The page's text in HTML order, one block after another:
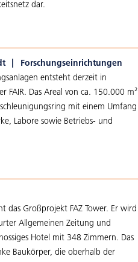
dar.
Forschungseinrichtungen
entsteht derzeit in
FAIR. Das Areal von ca. 150.000 m²
mit einem Umfang
Labore sowie Betriebs- und
das Großprojekt FAZ Tower. Er wird
Allgemeinen Zeitung und
Hotel mit 348 Zimmern. Das
Baukörper, die oberhalb der